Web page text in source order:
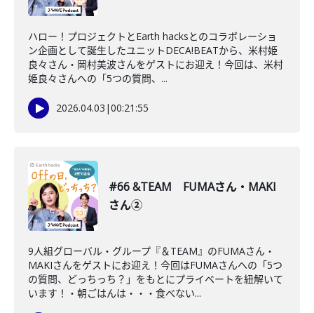
ハロー！プロジェクトとEarth hacksとのコラボレーショ
ン企画として誕生したユニットDECA!BEATから、米村姫
良々さん・岡村美波さんをゲストにお迎え！今回は、米村
姫良々さんへの「5つの質問、...
2026.04.03 |00:21:55
#66 &TEAM FUMAさん・MAKI
さん②
9人組グローバル・グループ『＆TEAM』のFUMAさん・
MAKIさんをゲストにお迎え！今回はFUMAさんへの「5つ
の質問、どっちっち？」をもとにプライベートを紐解いて
います！・朝ごはんは・・・食べない...